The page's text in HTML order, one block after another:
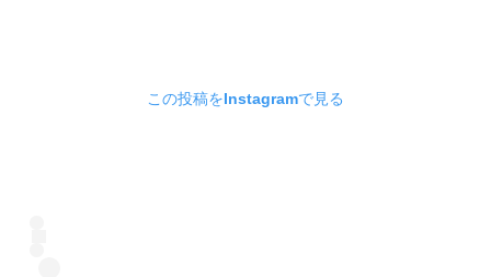
この投稿をInstagramで見る